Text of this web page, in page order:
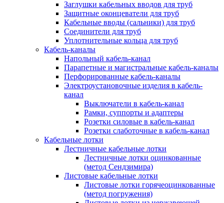
Заглушки кабельных вводов для труб
Защитные оконцеватели для труб
Кабельные вводы (сальники) для труб
Соединители для труб
Уплотнительные кольца для труб
Кабель-каналы
Напольный кабель-канал
Парапетные и магистральные кабель-каналы
Перфорированные кабель-каналы
Электроустановочные изделия в кабель-
канал
Выключатели в кабель-канал
Рамки, суппорты и адаптеры
Розетки силовые в кабель-канал
Розетки слаботочные в кабель-канал
Кабельные лотки
Лестничные кабельные лотки
Лестничные лотки оцинкованные
(метод Сендзимира)
Листовые кабельные лотки
Листовые лотки горячеоцинкованные
(метод погружения)